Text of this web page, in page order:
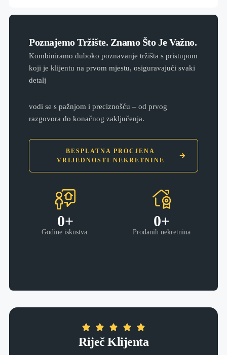
Poznajemo Tržište. Znamo Što Je Važno.
Kombiniramo duboko poznavanje tržišta s pristupom
koji je klijentu na prvom mjestu, osiguravajući svaki
detalj
vodi se s pažnjom i preciznošću – od prvog
razgovora do konačnog zaključenja.
BESPLATNA PROCJENA
VRIJEDNOSTI NEKRETNINE
0+
Godine iskustva.
0+
Prodanih nekretnina
Riječ Klijenta